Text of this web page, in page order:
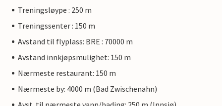
Treningsløype : 250 m
Treningssenter : 150 m
Avstand til flyplass: BRE : 70000 m
Avstand innkjøpsmulighet: 150 m
Nærmeste restaurant: 150 m
Nærmeste by: 4000 m (Bad Zwischenahn)